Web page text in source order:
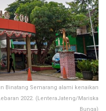
Binatang Semarang alami kenaikan
2022. (LenteraJateng/Mariska
Bunga)